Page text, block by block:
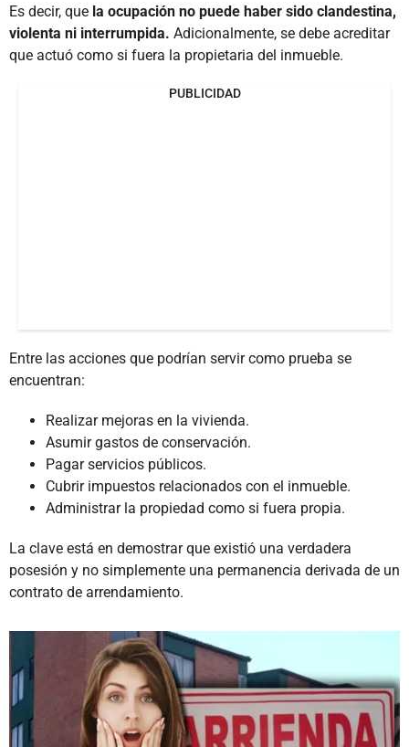
Es decir, que la ocupación no puede haber sido clandestina,
violenta ni interrumpida. Adicionalmente, se debe acreditar
que actuó como si fuera la propietaria del inmueble.
PUBLICIDAD
Entre las acciones que podrían servir como prueba se
encuentran:
Realizar mejoras en la vivienda.
Asumir gastos de conservación.
Pagar servicios públicos.
Cubrir impuestos relacionados con el inmueble.
Administrar la propiedad como si fuera propia.
La clave está en demostrar que existió una verdadera
posesión y no simplemente una permanencia derivada de un
contrato de arrendamiento.